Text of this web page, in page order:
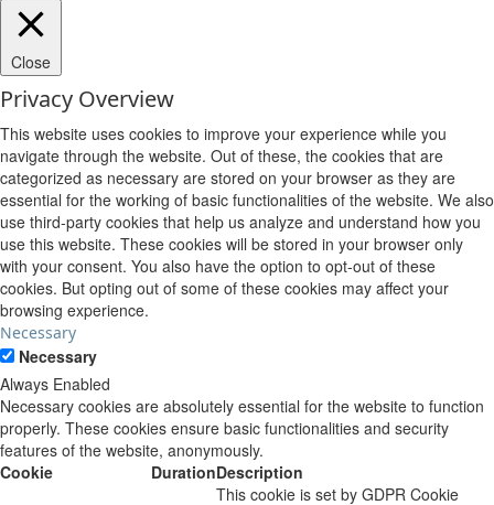
Close
Privacy Overview
This website uses cookies to improve your experience while you
navigate through the website. Out of these, the cookies that are
categorized as necessary are stored on your browser as they are
essential for the working of basic functionalities of the website. We also
use third-party cookies that help us analyze and understand how you
use this website. These cookies will be stored in your browser only
with your consent. You also have the option to opt-out of these
cookies. But opting out of some of these cookies may affect your
browsing experience.
Necessary
Necessary
Always Enabled
Necessary cookies are absolutely essential for the website to function
properly. These cookies ensure basic functionalities and security
features of the website, anonymously.
Cookie
DurationDescription
This cookie is set by GDPR Cookie